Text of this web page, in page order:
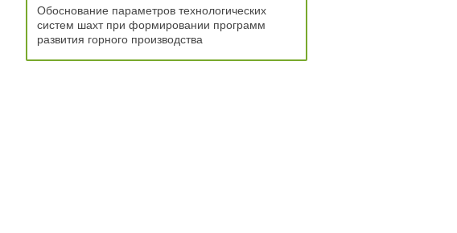
Обоснование параметров технологических
систем шахт при формировании программ
развития горного производства